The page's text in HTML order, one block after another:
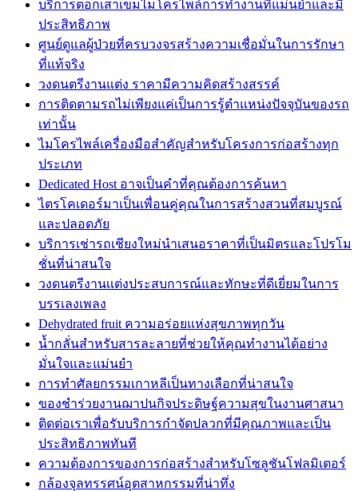
บริการตอกเสาเข็มไมโครไพล์การทำงานที่แม่นยำและมี
ประสิทธิภาพ
ศูนย์ดูแลผู้ป่วยที่ครบวงจรสร้างความเชื่อมั่นในการรักษา
ที่แท้จริง
วงดนตรีงานแต่ง ราคามีความคิดสร้างสรรค์
การติดตามรถไม่เพียงแค่เป็นการรู้ตำแหน่งปัจจุบันของรถ
เท่านั้น
ไมโครไพล์เครื่องมือสำคัญสำหรับโครงการก่อสร้างทุก
ประเภท
Dedicated Host อาจเป็นคำที่คุณต้องการค้นหา
ไตรโคเดอร์มาเป็นเพื่อนคู่คุณในการสร้างสวนที่สมบูรณ์
และปลอดภัย
บริการเช่ารถเชียงใหม่นำเสนอราคาที่เป็นมิตรและโปรโม
ชั่นที่น่าสนใจ
วงดนตรีงานเเต่งประสบการณ์และทักษะที่ดีเยี่ยมในการ
บรรเลงเพลง
Dehydrated fruit ความอร่อยแห่งสุขภาพทุกวัน
น้ำกลั่นสำหรับสารละลายที่ช่วยให้คุณทำงานได้อย่าง
มั่นใจและแม่นยำ
การทำศัลยกรรมเกาหลีเป็นทางเลือกที่น่าสนใจ
ของชำร่วยงานฌาปนกิจประดิษฐ์ความสุขในงานศาสนา
ติดต่อเราเพื่อรับบริการกำจัดปลวกที่มีคุณภาพและเป็น
ประสิทธิภาพทันที
ความต้องการของการก่อสร้างสำหรับโซลูชันโฟลมิเตอร์
กล้องจุลทรรศน์อุตสาหกรรมที่น่าทึ่ง